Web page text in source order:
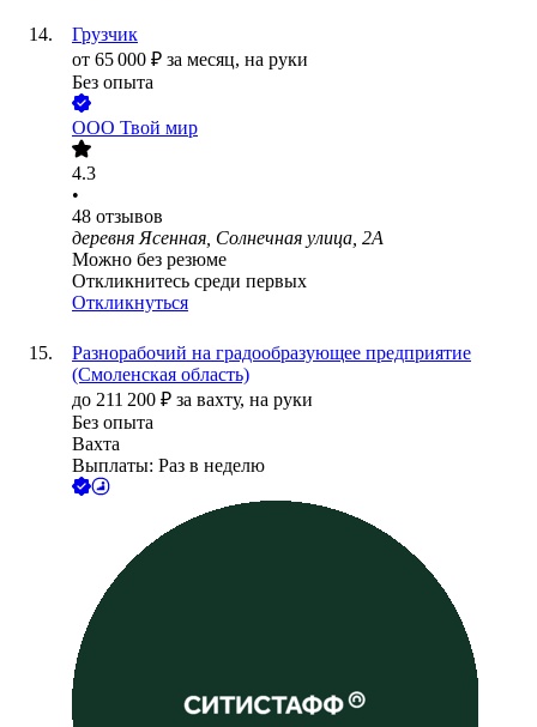
Грузчик
от 65 000 ₽ за месяц, на руки
Без опыта
ООО Твой мир
4.3
•
48 отзывов
деревня Ясенная, Солнечная улица, 2А
Можно без резюме
Откликнитесь среди первых
Откликнуться
Разнорабочий на градообразующее предприятие
(Смоленская область)
до 211 200 ₽ за вахту, на руки
Без опыта
Вахта
Выплаты: Раз в неделю